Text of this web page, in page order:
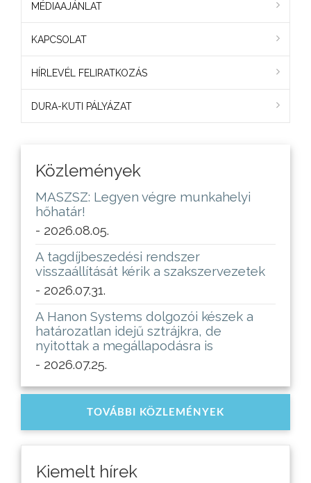
MÉDIAAJÁNLAT
KAPCSOLAT
HÍRLEVÉL FELIRATKOZÁS
DURA-KUTI PÁLYÁZAT
Közlemények
MASZSZ: Legyen végre munkahelyi
hőhatár!
- 2026.08.05.
A tagdíjbeszedési rendszer
visszaállítását kérik a szakszervezetek
- 2026.07.31.
A Hanon Systems dolgozói készek a
határozatlan idejű sztrájkra, de
nyitottak a megállapodásra is
- 2026.07.25.
TOVÁBBI KÖZLEMÉNYEK
Kiemelt hírek